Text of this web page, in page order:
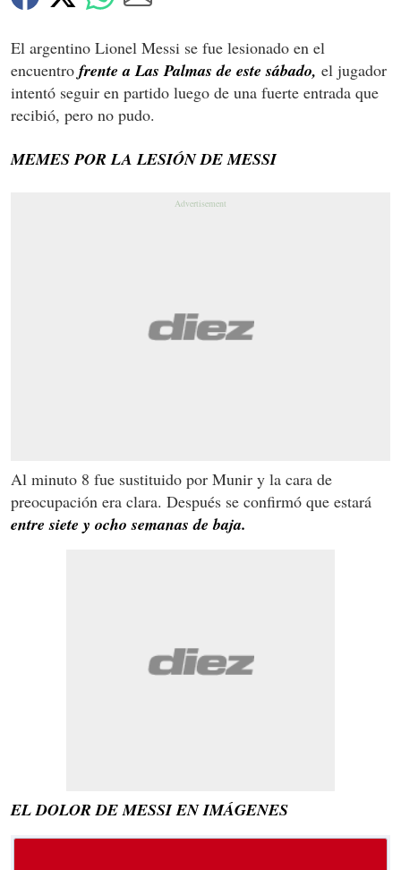
El argentino Lionel Messi se fue lesionado en el
encuentro frente a Las Palmas de este sábado, el jugador
intentó seguir en partido luego de una fuerte entrada que
recibió, pero no pudo.
MEMES POR LA LESIÓN DE MESSI
Al minuto 8 fue sustituido por Munir y la cara de
preocupación era clara. Después se confirmó que estará
entre siete y ocho semanas de baja.
EL DOLOR DE MESSI EN IMÁGENES